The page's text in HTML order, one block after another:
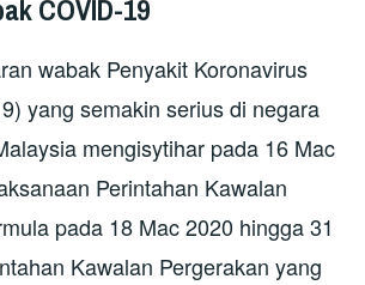
NASIHAT
KKM
COVID-19
wabak Penyakit Koronavirus
yang semakin serius di negara
mengisytihar pada 16 Mac
Perintahan Kawalan
pada 18 Mac 2020 hingga 31
Kawalan Pergerakan yang